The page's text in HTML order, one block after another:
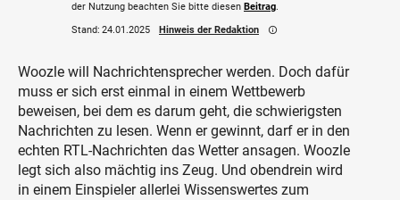
der Nutzung beachten Sie bitte diesen Beitrag.
Stand: 24.01.2025 Hinweis der Redaktion info_outline
Woozle will Nachrichtensprecher werden. Doch dafür
muss er sich erst einmal in einem Wettbewerb
beweisen, bei dem es darum geht, die schwierigsten
Nachrichten zu lesen. Wenn er gewinnt, darf er in den
echten RTL-Nachrichten das Wetter ansagen. Woozle
legt sich also mächtig ins Zeug. Und obendrein wird
in einem Einspieler allerlei Wissenswertes zum